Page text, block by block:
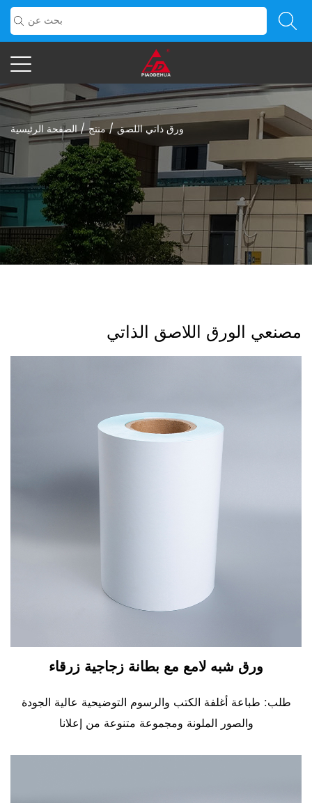
الصفحة الرئيسية/منتج/ورق ذاتي اللصق
مصنعي الورق اللاصق الذاتي
ورق شبه لامع مع بطانة زجاجية زرقاء
طلب: طباعة أغلفة الكتب والرسوم التوضيحية عالية الجودة
والصور الملونة ومجموعة متنوعة من إعلانا